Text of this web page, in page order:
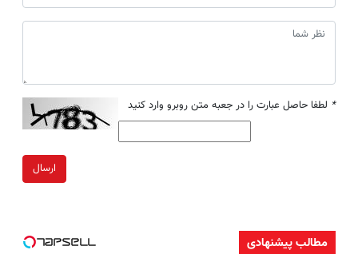
* لطفا حاصل عبارت را در جعبه متن روبرو وارد کنید
ارسال
مطالب پیشنهادی